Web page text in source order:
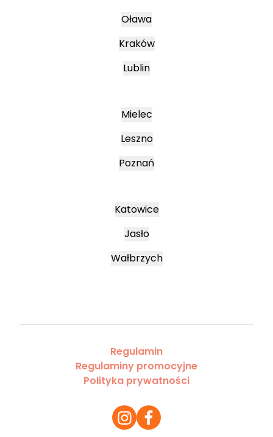
Oława
Kraków
Lublin
Mielec
Leszno
Poznań
Katowice
Jasło
Wałbrzych
Regulamin
Regulaminy promocyjne
Polityka prywatności